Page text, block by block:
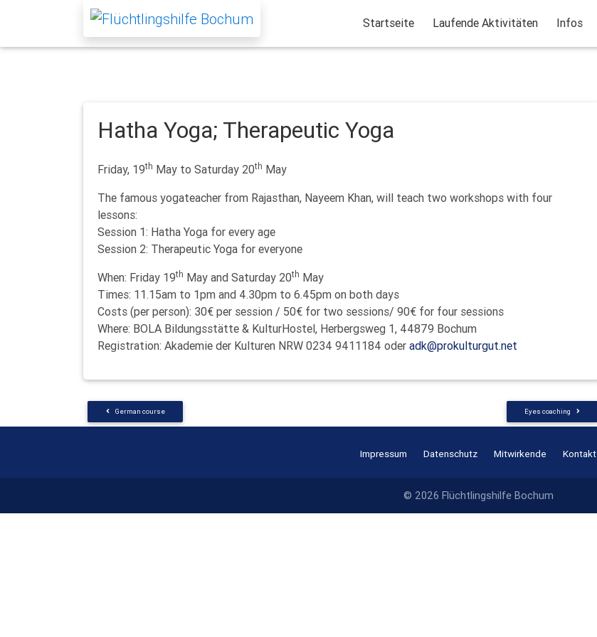
Startseite Laufende Aktivitäten Infos
Hatha Yoga; Therapeutic Yoga
Friday, 19th May to Saturday 20th May
The famous yogateacher from Rajasthan, Nayeem Khan, will teach two workshops with four
lessons:
Session 1: Hatha Yoga for every age
Session 2: Therapeutic Yoga for everyone
When: Friday 19th May and Saturday 20th May
Times: 11.15am to 1pm and 4.30pm to 6.45pm on both days
Costs (per person): 30€ per session / 50€ for two sessions/ 90€ for four sessions
Where: BOLA Bildungsstätte & KulturHostel, Herbergsweg 1, 44879 Bochum
Registration: Akademie der Kulturen NRW 0234 9411184 oder adk@prokulturgut.net
German course Eyes coaching
Impressum Datenschutz Mitwirkende Kontakt
© 2026 Flüchtlingshilfe Bochum